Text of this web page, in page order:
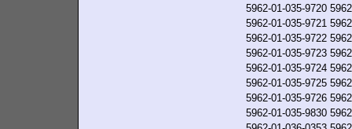
5962-01-035-9720
5962-01-035-9721
5962-01-035-9722
5962-01-035-9723
5962-01-035-9724
5962-01-035-9725
5962-01-035-9726
5962-01-035-9830